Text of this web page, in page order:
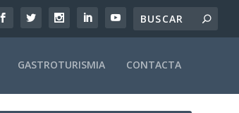
GASTROTURISMIA CONTACTA